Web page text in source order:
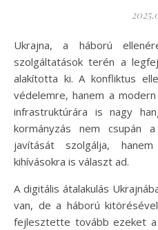
Ukrajna, a háború ellenére, a digitális kormányzati
szolgáltatások terén a
alakította ki. A konfliktus
védelemre, hanem a
infrastruktúrára is nagy
kormányzás nem csupán
javítását szolgálja,
kihívásokra is választ ad.
A digitális átalakulás
van, de a háború
fejlesztette tovább ezeket a